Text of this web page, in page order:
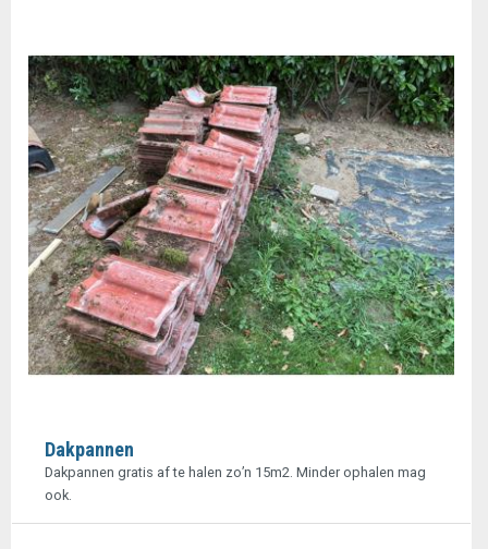
Dakpannen
Dakpannen gratis af te halen zo’n 15m2. Minder ophalen mag
ook.